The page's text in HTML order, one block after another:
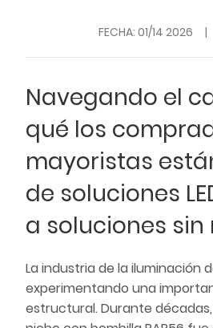
FECHA: 01/14 2026 |
Navegando el
qué los
mayoristas
de soluciones
a soluciones sin
La industria de la iluminación
experimentando una
estructural. Durante